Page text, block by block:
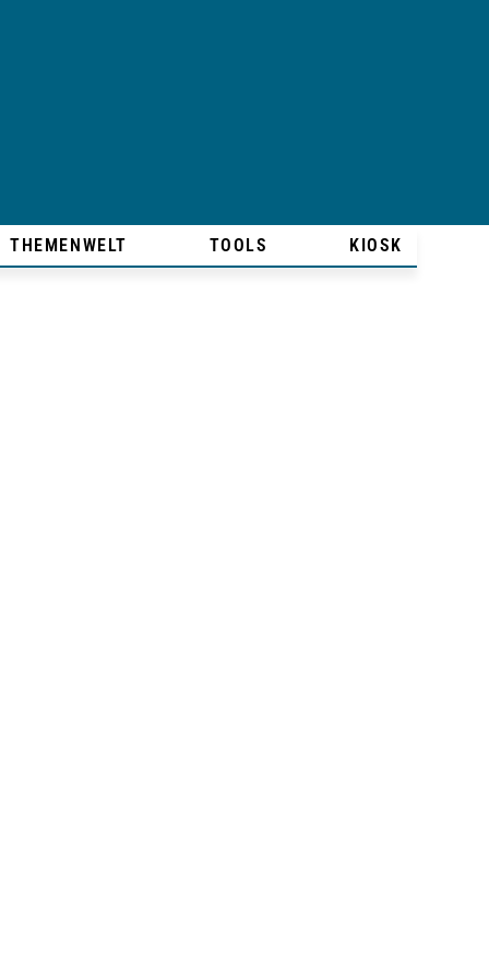
THEMENWELT TOOLS KIOSK